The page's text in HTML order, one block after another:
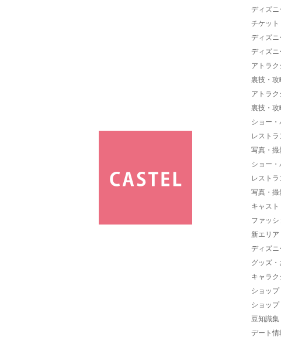
ディズニ
チケット
ディズニ
ディズニ
アトラク
裏技・攻
アトラク
裏技・攻
ショー・
レストラ
写真・撮
ショー・
レストラ
写真・撮
キャスト
ファッシ
新エリア
ディズニ
グッズ
キャラク
ショップ
ショップ
豆知識集
デート情